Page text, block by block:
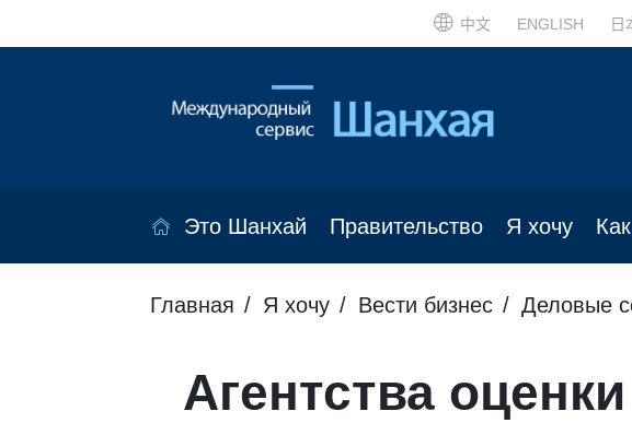
中文 ENGLISH 日
Это Шанхай Правительство Я хочу
Главная Я хочу Вести бизнес Деловые
Агентства